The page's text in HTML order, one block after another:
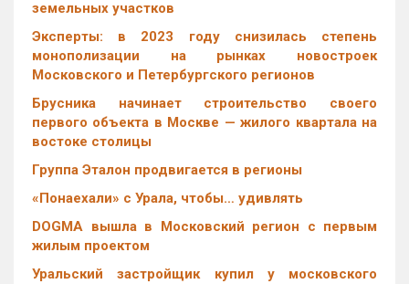
земельных участков
Эксперты: в 2023 году снизилась степень
монополизации на рынках новостроек
Московского и Петербургского регионов
Брусника начинает строительство своего
первого объекта в Москве — жилого квартала на
востоке столицы
Группа Эталон продвигается в регионы
«Понаехали» с Урала, чтобы… удивлять
DOGMA вышла в Московский регион с первым
жилым проектом
Уральский застройщик купил у московского